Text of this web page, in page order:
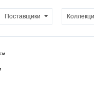
Поставщики
см